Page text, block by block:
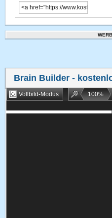
Brain Builder -
Vollbild-Modus 100%